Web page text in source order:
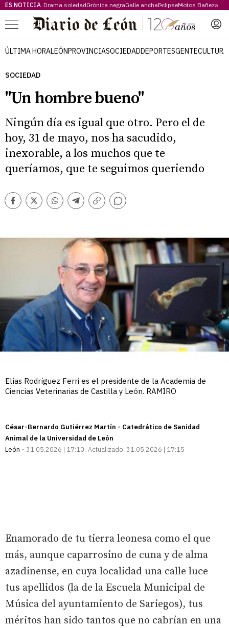
ES NOTICIA Drama soledadCrónica negraCalle anchaEclipseMotos Bañeza
Menú
ÚLTIMA HORALEÓNPROVINCIASOCIEDADDEPORTESGENTECULTURA
SOCIEDAD
"Un hombre bueno"
Ningún día es igual que otro. Pero el de
hoy, 31 de mayo, nos ha sacudido,
inexorable, a los muchos que te
queríamos, que te seguimos queriendo
Facebook
TwitterWhatsappTelegram
Copiar
Comentarios
Elías Rodríguez Ferri es el presidente de la Academia de
Ciencias Veterinarias de Castilla y León. RAMIRO
César-Bernardo Gutiérrez Martín - Catedrático de Sanidad
Animal de la Universidad de León
León
31.05.2026 | 17:10 Actualizado: 31.05.2026 | 17:15
Enamorado de tu tierra leonesa como el que
más, aunque caparrosino de cuna y de alma
azadinense, en cuya localidad una calle luce
tus apellidos (la de la Escuela Municipal de
Música del ayuntamiento de Sariegos), tus
méritos han sido tantos que no cabrían en una